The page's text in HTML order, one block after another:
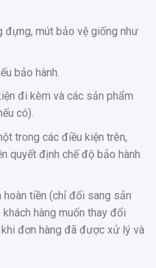
đựng, mút bảo vệ giống như
bảo hành.
đi kèm và các sản phẩm
có).
trong các điều kiện trên,
quyết định chế độ bảo hành
hoàn tiền (chỉ đổi sang sản
hàng muốn thay đổi
đơn hàng đã được xử lý và